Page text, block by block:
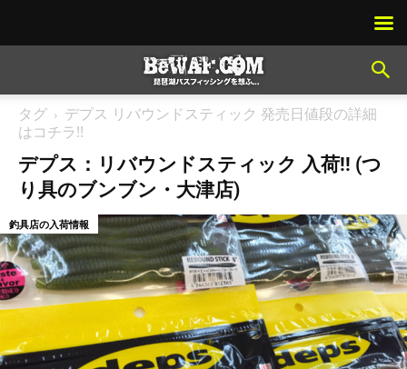
タグ
デプス リバウンドスティック 発売日値段の詳細
はコチラ!!
デプス：リバウンドスティック 入荷!! (つ
り具のブンブン・大津店)
釣具店の入荷情報